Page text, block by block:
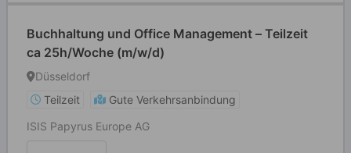
Buchhaltung und Office Management – Teilzeit
ca 25h/Woche (m/w/d)
Düsseldorf
Teilzeit
Gute Verkehrsanbindung
ISIS Papyrus Europe AG